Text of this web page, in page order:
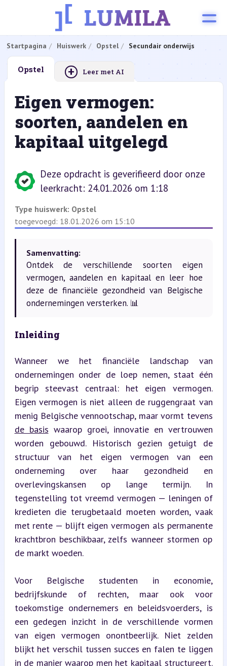
Startpagina Huiswerk Opstel Secundair onderwijs
Opstel + Leer met AI
Eigen vermogen:
soorten, aandelen en
kapitaal uitgelegd
Deze opdracht is geverifieerd door onze
leerkracht: 24.01.2026 om 1:18
Type huiswerk: Opstel
toegevoegd: 18.01.2026 om 15:10
Samenvatting:
Ontdek de verschillende soorten eigen
vermogen, aandelen en kapitaal en leer hoe
deze de financiële gezondheid van Belgische
ondernemingen versterken. 📊
Inleiding
Wanneer we het financiële landschap van
ondernemingen onder de loep nemen, staat één
begrip steevast centraal: het eigen vermogen.
Eigen vermogen is niet alleen de ruggengraat van
de basis waarop groei, innovatie en vertrouwen
worden gebouwd. Historisch gezien getuigt de
structuur van het eigen vermogen van een
onderneming over haar gezondheid en
overlevingskansen op lange termijn. In
tegenstelling tot vreemd vermogen — leningen of
kredieten die terugbetaald moeten worden, vaak
met rente — blijft eigen vermogen als permanente
krachtbron beschikbaar, zelfs wanneer stormen op
de markt woeden.
Voor Belgische studenten in economie,
bedrijfskunde of rechten, maar ook voor
toekomstige ondernemers en beleidsvoerders, is
een gedegen inzicht in de verschillende vormen
van eigen vermogen onontbeerlijk. Niet zelden
blijkt het verschil tussen succes en falen te liggen
in de manier waarop men het kapitaal structureert.